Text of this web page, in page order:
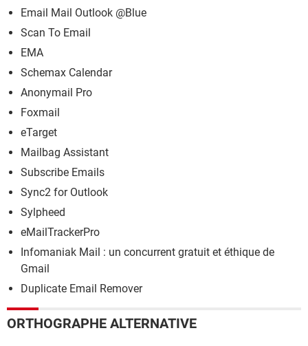
Email Mail Outlook @Blue
Scan To Email
EMA
Schemax Calendar
Anonymail Pro
Foxmail
eTarget
Mailbag Assistant
Subscribe Emails
Sync2 for Outlook
Sylpheed
eMailTrackerPro
Infomaniak Mail : un concurrent gratuit et éthique de
Gmail
Duplicate Email Remover
ORTHOGRAPHE ALTERNATIVE